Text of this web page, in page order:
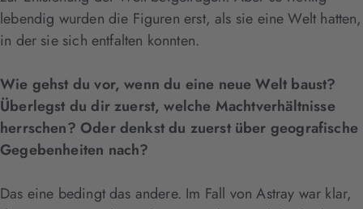
lebendig wurden die Figuren erst, als sie eine Welt hatten,
in der sie sich entfalten konnten.
Wie gehst du vor, wenn du eine neue Welt baust?
Überlegst du dir zuerst, welche Machtverhältnisse
herrschen? Oder denkst du zuerst über geografische
Gegebenheiten nach?
Das eine bedingt das andere. Im Fall von Astray war klar,